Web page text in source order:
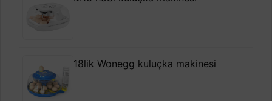
18lik Wonegg kuluçka makinesi